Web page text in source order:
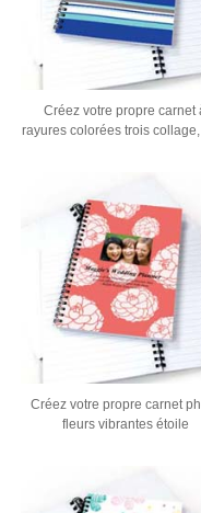
Créez votre propre carnet
rayures colorées trois
Créez votre propre carnet
fleurs vibrantes étoile